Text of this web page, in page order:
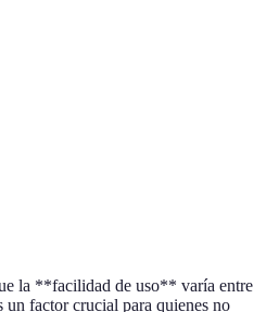
la **facilidad de uso** varía entre
un factor crucial para quienes no